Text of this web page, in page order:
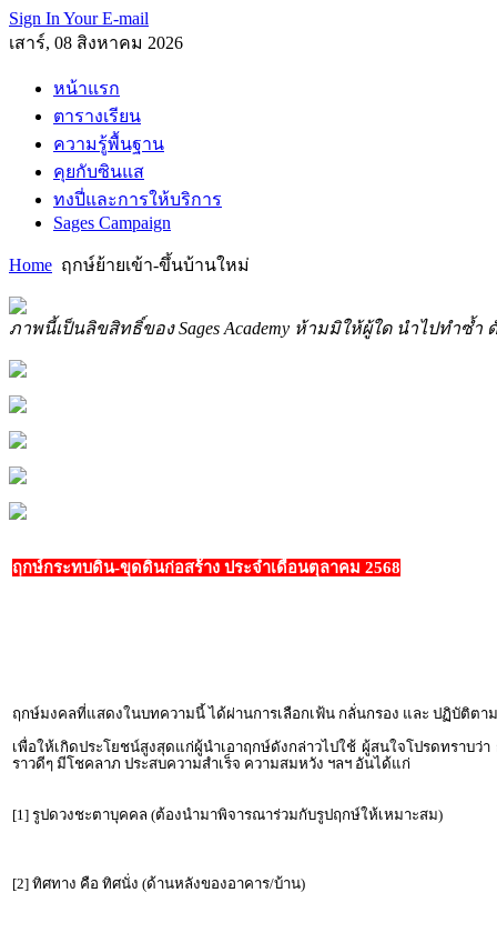
Sign In Your E-mail
เสาร์, 08 สิงหาคม 2026
หน้าแรก
ตารางเรียน
ความรู้พื้นฐาน
คุยกับซินแส
ทงปี่และการให้บริการ
Sages Campaign
Home ฤกษ์ย้ายเข้า-ขึ้นบ้านใหม่
ภาพนี้เป็นลิขสิทธิ์ของ Sages Academy ห้ามมิให้ผู้ใด นำไปทำซ้
ฤกษ์กระทบดิน-ขุดดินก่อสร้าง ประจำเดือนตุลาคม 2568
ฤกษ์มงคลที่แสดงในบทความนี้ ได้ผ่านการเลือกเฟ้น กลั่นกรอง และ ปฏิบัติต
เพื่อให้เกิดประโยชน์สูงสุดแก่ผู้นำเอาฤกษ์ดังกล่าวไปใช้ ผู้สนใจโปรดทราบ
ราวดีๆ มีโชคลาภ ประสบความสำเร็จ ความสมหวัง ฯลฯ อันได้แก่
[1] รูปดวงชะตาบุคคล (ต้องนำมาพิจารณาร่วมกับรูปฤกษ์ให้เหมาะสม)
[2] ทิศทาง คือ ทิศนั่ง (ด้านหลังของอาคาร/บ้าน)